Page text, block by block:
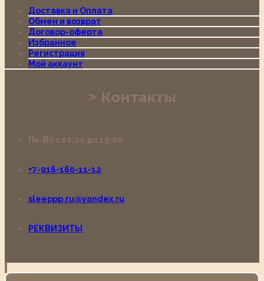
Доставка и Оплата
Обмен и возврат
Договор-оферта
Избранное
Регистрация
Мой аккаунт
Контакты
Пн-Вс с 10:00 до 19:00
+7-916-160-11-12
sleeppp.ru@yandex.ru
РЕКВИЗИТЫ